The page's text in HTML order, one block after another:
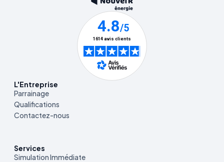
L'Entreprise
Parrainage
Qualifications
Contactez-nous
Services
Simulation Immédiate